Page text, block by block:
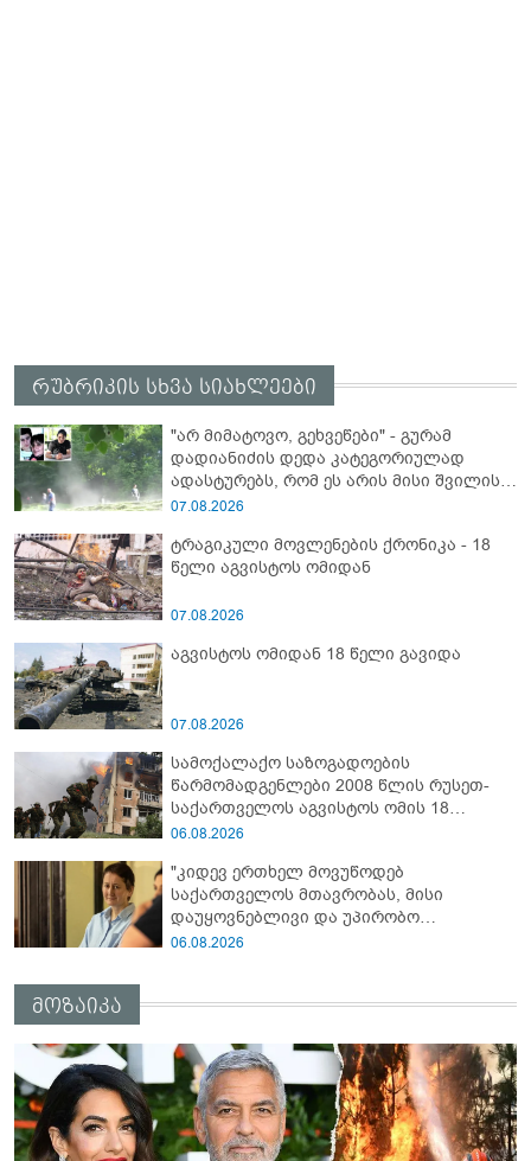
რუბრიკის სხვა სიახლეები
"არ მიმატოვო, გეხვეწები" - გუ­რა­მ
დადიანიძის დედა კა­ტე­გო­რი­უ­ლად
ადას­ტუ­რებს, რომ ეს არის მისი შვი­ლის
ხმა"
07.08.2026
ტრაგიკული მოვლენების ქრონიკა - 18
წელი აგვისტოს ომიდან
07.08.2026
აგვისტოს ომიდან 18 წელი გავიდა
07.08.2026
სამოქალაქო საზოგადოების
წარმომადგენლები 2008 წლის რუსეთ-
საქართველოს აგვისტოს ომის 18
წლისთავთან დაკავშირებით ერთობლივ
06.08.2026
"კიდევ ერთხელ მოვუწოდებ
საქართველოს მთავრობას, მისი
დაუყოვნებლივი და უპირობო
გათავისუფლებისკენ" - რას წერს ეუთო-ს
06.08.2026
მოზაიკა